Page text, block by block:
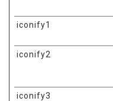
iconify1
iconify2
iconify3